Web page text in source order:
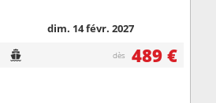
dim. 14 févr. 2027
dès 489 €